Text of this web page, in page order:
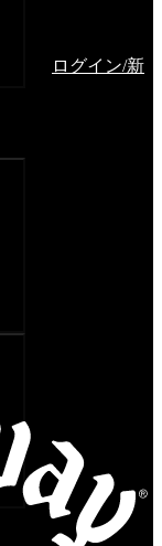
ログイン/新